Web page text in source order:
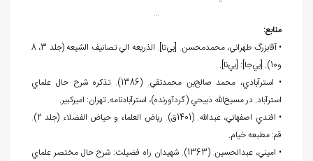
…
منابع:
• آقابزرگ طهراني، محمدمحسن. [بي
تا]. الذريعه الي تصانيف الشيعه (جلد 3، 8
و10). [بي
جا]: [بينا].
• استرآبادي، محمد صالح
بن محمدتقي. (1386). تذكره شرح حال علماي
استرآباد. در مسيحالله ذبيحي (گردآورنده)، استرآبادنامه. تهران: اميركبير.
• افندي اصفهاني، عبدالله. (1401ق). رياض العلماء و حياض الفضلاء (جلد 2).
قم: مطبعه خيام.
• اميني، عبدالحسين. (1363). شهيدان راه فضيلت: شرح حال مختصر علماي